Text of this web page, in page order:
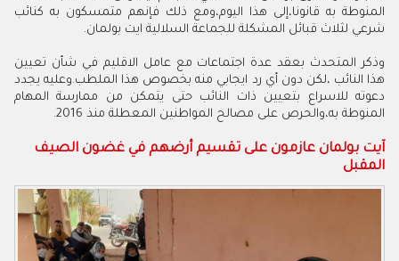
المنوطة به قانونا،إلى هذا اليوم،ومع ذلك فإنهم متمسكون به كنائب
شرعي لثلاث قبائل المشكلة للجماعة السلالية ايت بولمان.
وذكر المتحدث بعقد عدة اجتماعات مع عامل الاقليم في شأن تعيين
هذا النائب ،لكن دون أي رد ايجابي منه بخصوص هذا الملطب.وعليه يجدد
دعوته للاسراع بتعيين ذات النائب حتى يتمكن من ممارسة المهام
المنوطة به،والحرص على مصالح المواطنين المعطلة منذ 2016.
آيت بولمان عازمون على تقسيم أرضهم في غضون الصيف
المقبل